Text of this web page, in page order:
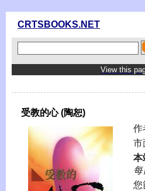
CRTSBOOKS.NET
View this
受教的心 (陶恕)
作
市
本
每
您